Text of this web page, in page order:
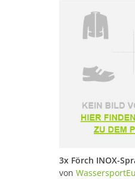
von